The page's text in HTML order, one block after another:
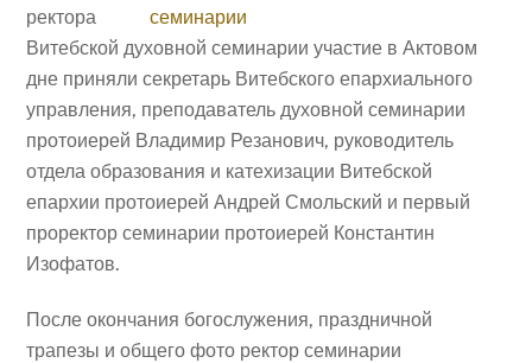
ректора
Витебской духовной семинарии участие в Актовом
дне приняли секретарь Витебского епархиального
управления, преподаватель духовной семинарии
протоиерей Владимир Резанович, руководитель
отдела образования и катехизации Витебской
епархии протоиерей Андрей Смольский и первый
проректор семинарии протоиерей Константин
Изофатов.
После окончания богослужения, праздничной
трапезы и общего фото ректор семинарии